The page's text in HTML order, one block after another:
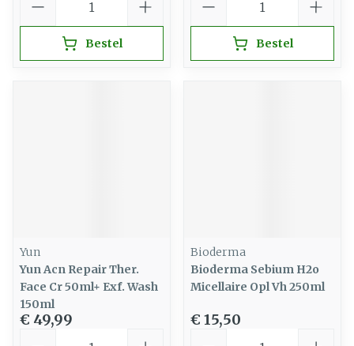
Bestel Bestel
Yun
Yun Acn Repair Ther.
Face Cr 50ml+ Exf. Wash
150ml
€ 49,99
Bioderma
Bioderma Sebium H2o
Micellaire Opl Vh 250ml
€ 15,50